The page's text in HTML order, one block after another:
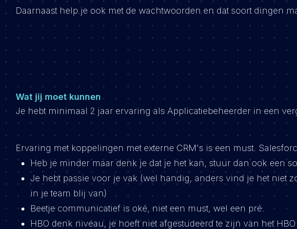
Daarnaast help je ook met de wachtwoorden en dat soort dingen
Wat jij moet kunnen
Je hebt minimaal 2 jaar ervaring als Applicatiebeheerder in een
Ervaring met koppelingen met externe CRM's is een must.
Heb je minder maar denk je dat je het kan, stuur dan ook een
Je hebt passie voor je vak (wel handig, anders vind je het niet
in je team blij van)
Beetje communicatief is oké, niet een must, wel een pré.
HBO denk niveau, je hoeft niet afgestudeerd te zijn van het HBO